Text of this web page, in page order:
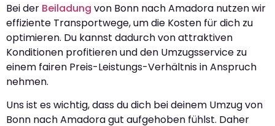
Bei der Beiladung von Bonn nach Amadora nutzen wir
effiziente Transportwege, um die Kosten für dich zu
optimieren. Du kannst dadurch von attraktiven
Konditionen profitieren und den Umzugsservice zu
einem fairen Preis-Leistungs-Verhältnis in Anspruch
nehmen.
Uns ist es wichtig, dass du dich bei deinem Umzug von
Bonn nach Amadora gut aufgehoben fühlst. Daher